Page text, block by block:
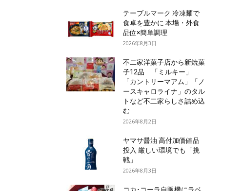
テーブルマーク 冷凍麺で
食卓を豊かに 本場・外食
品位×簡単調理
2026年8月3日
不二家洋菓子店から新焼菓
子12品 「ミルキー」
「カントリーマアム」「ノ
ースキャロライナ」のタル
トなど不二家らしさ詰め込
む
2026年8月2日
ヤマサ醤油 高付加価値品
投入 厳しい環境でも「挑
戦」
2026年8月3日